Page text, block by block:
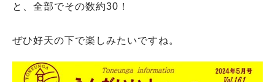
と、全部でその数約30！
ぜひ好天の下で楽しみたいですね。